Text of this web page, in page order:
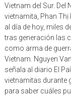
vietnamita, Phan
al día de hoy, miles
tras generación las
como arma de
Vietnam. Nguyen
señala al diario El
vietnamitas durante
para saber cuáles
químicos en su uso